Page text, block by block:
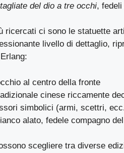
del dio a tre occhi,
ricercati ci sono le statuette
livello di dettaglio,
al centro della fronte
cinese riccamente
simbolici (armi, scettri,
alato, fedele compagno
scegliere tra diverse